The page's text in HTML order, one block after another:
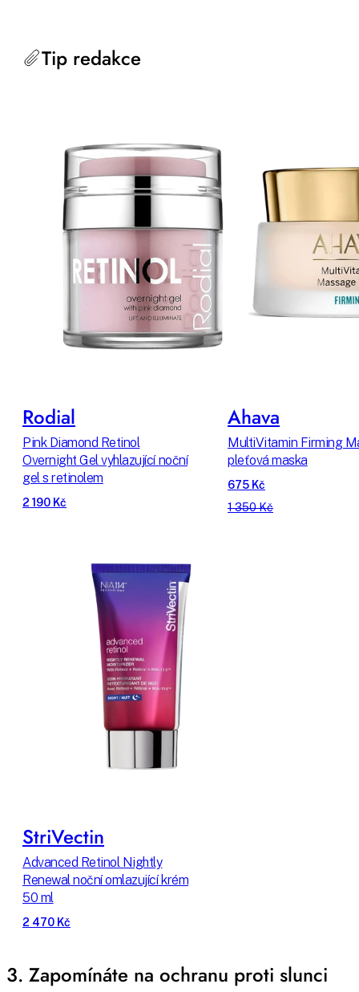
Tip redakce
Rodial
Pink Diamond Retinol
Overnight Gel vyhlazující noční
gel s retinolem
2 190 Kč
Ahava
MultiVitamin Firming
pleťová maska
675 Kč
1 350 Kč
StriVectin
Advanced Retinol Nightly
Renewal noční omlazující krém
50 ml
2 470 Kč
3. Zapomínáte na ochranu proti slunci